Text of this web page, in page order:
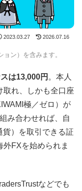
2023.03.27 2026.07.16
ン）を含みます。
は13,000円 。本人
取れ、しかも全口座
極／ゼロ）が
み合わせれば、自
）を取引できる証
FXを始められま
などでも